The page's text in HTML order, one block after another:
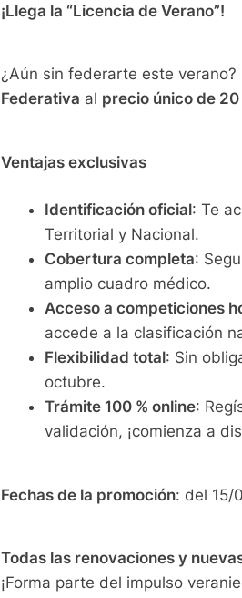
¡Llega la “Licencia de Verano”!
¿Aún sin federarte este verano?
Federativa al precio único de
Ventajas exclusivas
Identificación oficial: Te
Territorial y Nacional.
Cobertura completa:
amplio cuadro médico.
Acceso a competiciones
accede a la clasificación
Flexibilidad total: Sin
octubre.
Trámite 100 % online:
validación, ¡comienza a
Fechas de la promoción: del 15/
Todas las renovaciones y
¡Forma parte del impulso